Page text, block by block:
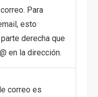
Para
esto
derecha que
en la dirección.
correo es